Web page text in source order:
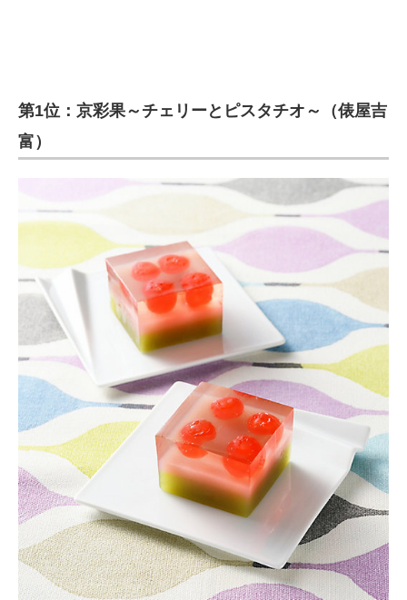
第1位：京彩果～チェリーとピスタチオ～（俵屋吉
富）